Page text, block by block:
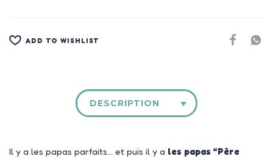
ADD TO WISHLIST
DESCRIPTION
Il y a les papas parfaits… et puis il y a les papas “Père